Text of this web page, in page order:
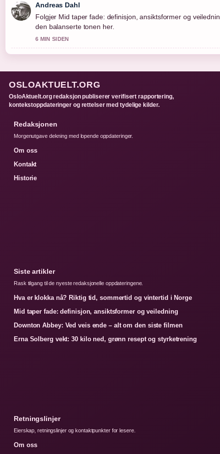
Andreas Dahl
Folgjer Mid taper fade: definisjon, ansiktsformer og
den balanserte tonen her.
6 MIN SIDEN
OSLOAKTUELT.ORG
OsloAktuelt.org redaksjon publiserer verifisert rapportering,
kontekstoppdateringer og rettelser med tydelige kilder.
Redaksjonen
Morgenutgave dekning med lopende oppdateringer.
Om oss
Kontakt
Historie
Siste artikler
Rask tilgang til de nyeste redaksjonelle oppdateringene.
Hva er klokka nå? Riktig tid, sommertid og vintertid i Norge
Mid taper fade: definisjon, ansiktsformer og veiledning
Downton Abbey: Ved veis ende – alt om den siste filmen
Erna Solberg vekt: 30 kilo ned, grønn resept og styrketrening
Retningslinjer
Eierskap, retningslinjer og kontaktpunkter for lesere.
Om oss